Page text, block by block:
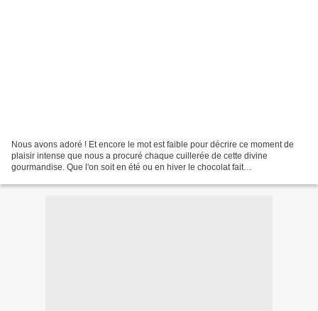
Nous avons adoré ! Et encore le mot est faible pour décrire ce moment de
plaisir intense que nous a procuré chaque cuillerée de cette divine
gourmandise. Que l'on soit en été ou en hiver le chocolat fait